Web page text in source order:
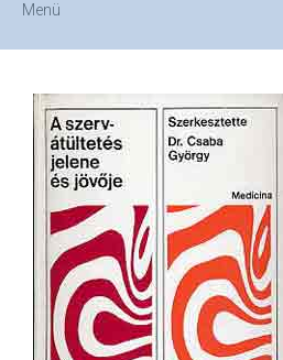
Menü
SHOP
KAPCSOLAT